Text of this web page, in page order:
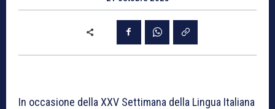
In occasione della XXV Settimana della Lingua Italiana